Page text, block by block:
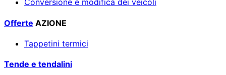
Conversione e modifica dei veicoli
Offerte AZIONE
Tappetini termici
Tende e tendalini